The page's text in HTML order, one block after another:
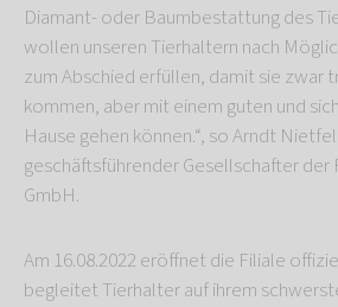
Diamant- oder Baumbestattung des
wollen unseren Tierhaltern nach
zum Abschied erfüllen, damit sie zwar
kommen, aber mit einem guten und
Hause gehen können.“, so Arndt
geschäftsführender Gesellschafter der
GmbH.
Am 16.08.2022 eröffnet die Filiale
begleitet Tierhalter auf ihrem